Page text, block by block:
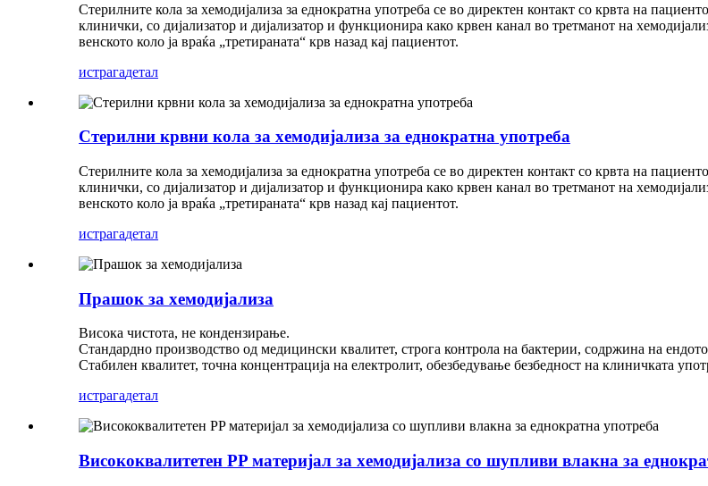
Стерилните кола за хемодијализа за еднократна употреба се во директен контакт со крвта на
клинички, со дијализатор и дијализатор и функционира како крвен канал во третманот на
венското коло ја враќа „третираната“ крв назад кај пациентот.
истрагадетал
Стерилни крвни кола за хемодијализа за еднократна употреба
Стерилните кола за хемодијализа за еднократна употреба се во директен контакт со крвта на
клинички, со дијализатор и дијализатор и функционира како крвен канал во третманот на
венското коло ја враќа „третираната“ крв назад кај пациентот.
истрагадетал
Прашок за хемодијализа
Висока чистота, не кондензирање.
Стандардно производство од медицински квалитет, строга контрола на бактерии, содржина на
Стабилен квалитет, точна концентрација на електролит, обезбедување безбедност на клиничката
истрагадетал
Висококвалитетен PP материјал за хемодијализа со шупливи влакна за